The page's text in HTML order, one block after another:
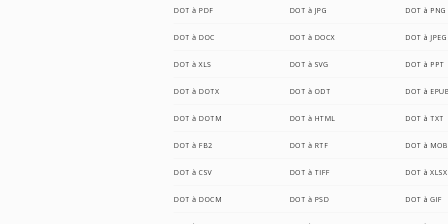
DOT à PDF DOT à JPG DOT à PNG
DOT à DOC DOT à DOCX DOT à JPEG
DOT à XLS DOT à SVG DOT à PPT
DOT à DOTX DOT à ODT DOT à
DOT à DOTM DOT à HTML DOT à TXT
DOT à FB2 DOT à RTF DOT à
DOT à CSV DOT à TIFF DOT à XLSX
DOT à DOCM DOT à PSD DOT à GIF